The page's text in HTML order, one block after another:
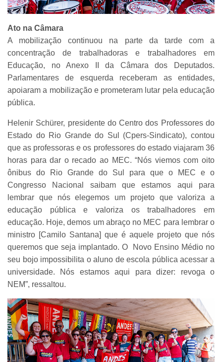
Ato na Câmara
A mobilização continuou na parte da tarde com a
concentração de trabalhadoras e trabalhadores em
Educação, no Anexo II da Câmara dos Deputados.
Parlamentares de esquerda receberam as entidades,
apoiaram a mobilização e prometeram lutar pela educação
pública.
Helenir Schürer, presidente do Centro dos Professores do
Estado do Rio Grande do Sul (Cpers-Sindicato), contou
que as professoras e os professores do estado viajaram 36
horas para dar o recado ao MEC. “Nós viemos com oito
ônibus do Rio Grande do Sul para que o MEC e o
Congresso Nacional saibam que estamos aqui para
lembrar que nós elegemos um projeto que valoriza a
educação pública e valoriza os trabalhadores em
educação. Hoje, demos um abraço no MEC para lembrar o
ministro [Camilo Santana] que é aquele projeto que nós
queremos que seja implantado. O Novo Ensino Médio no
seu bojo impossibilita o aluno de escola pública acessar a
universidade. Nós estamos aqui para dizer: revoga o
NEM”, ressaltou.